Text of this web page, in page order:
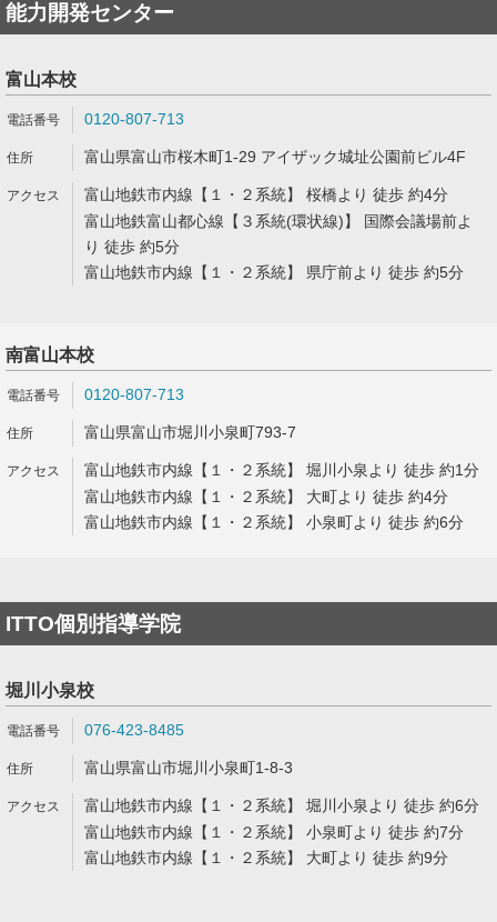
能力開発センター
富山本校
0120-807-713
富山県富山市桜木町1-29 アイザック城址公園前ビル4F
富山地鉄市内線【１・２系統】 桜橋より 徒歩 約4分
富山地鉄富山都心線【３系統(環状線)】 国際会議場前よ
り 徒歩 約5分
富山地鉄市内線【１・２系統】 県庁前より 徒歩 約5分
南富山本校
0120-807-713
富山県富山市堀川小泉町793-7
富山地鉄市内線【１・２系統】 堀川小泉より 徒歩 約1分
富山地鉄市内線【１・２系統】 大町より 徒歩 約4分
富山地鉄市内線【１・２系統】 小泉町より 徒歩 約6分
ITTO個別指導学院
堀川小泉校
076-423-8485
富山県富山市堀川小泉町1-8-3
富山地鉄市内線【１・２系統】 堀川小泉より 徒歩 約6分
富山地鉄市内線【１・２系統】 小泉町より 徒歩 約7分
富山地鉄市内線【１・２系統】 大町より 徒歩 約9分